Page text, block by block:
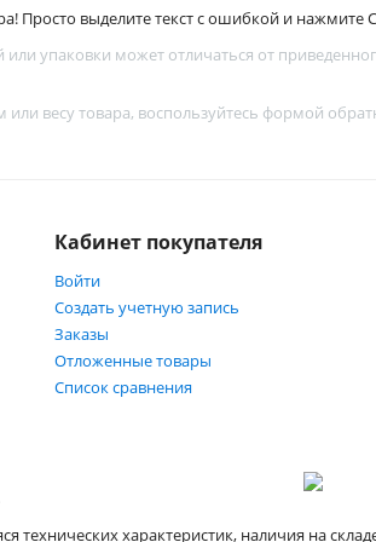
Просто выделите текст с ошибкой и нажмите
упаковки может отличаться от
весу товара, воспользуйтесь формой
Кабинет покупателя
Войти
Создать учетную запись
Заказы
Отложенные товары
Список сравнения
технических характеристик, наличия на